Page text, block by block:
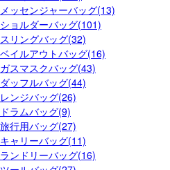
メッセンジャーバッグ(13)
ショルダーバッグ(101)
スリングバッグ(32)
ベイルアウトバッグ(16)
ガスマスクバッグ(43)
ダッフルバッグ(44)
レンジバッグ(26)
ドラムバッグ(9)
旅行用バッグ(27)
キャリーバッグ(11)
ランドリーバッグ(16)